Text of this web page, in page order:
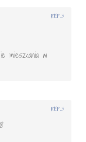
mieszkania w
REPLY
REPLY